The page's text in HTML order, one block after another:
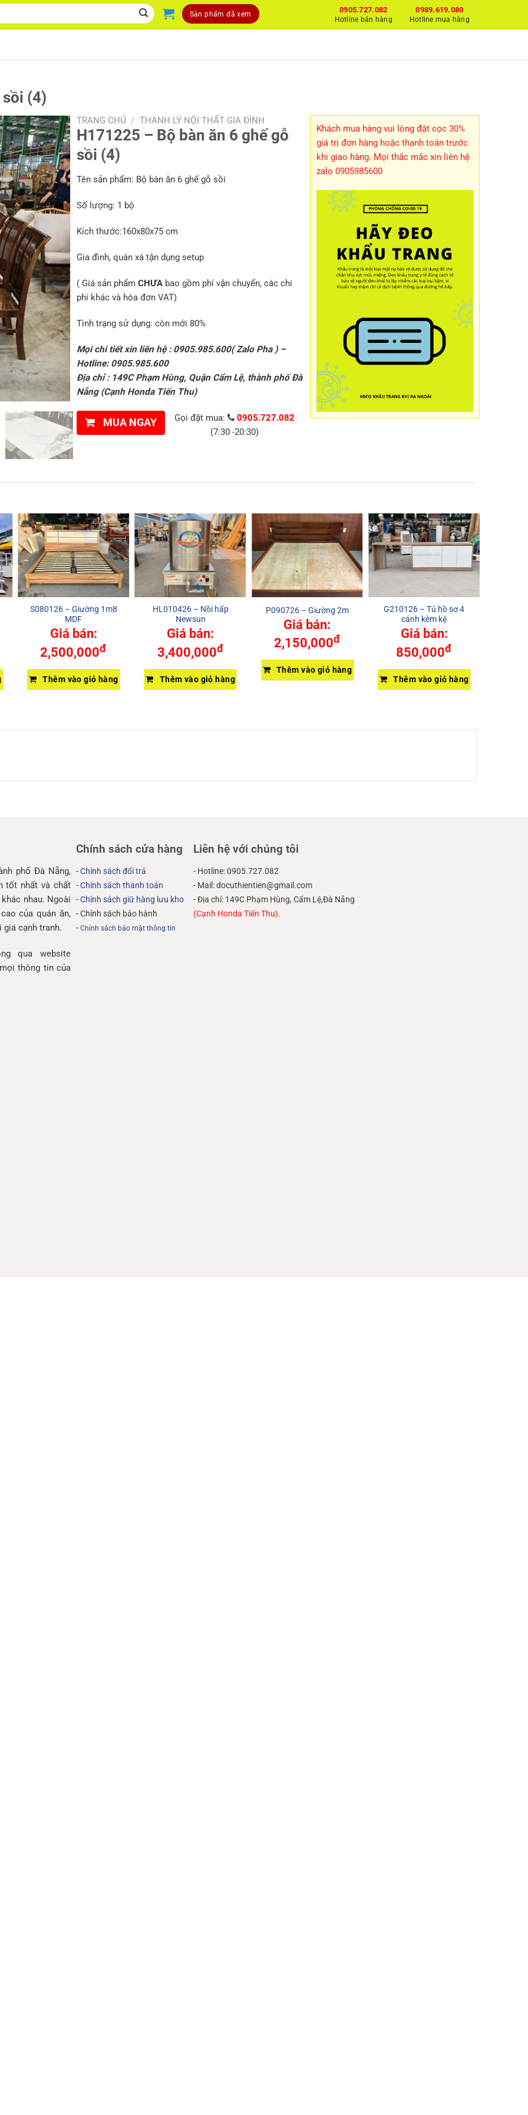
Sản phẩm đã xem 0989.619.080
Hotline mua hàng
0905.727.082
Hotline bán hàng
(4)
TRANG CHỦ / THANH LÝ NỘI THẤT GIA ĐÌNH
H171225 – Bộ bàn ăn 6 ghế gỗ
sồi (4)
Tên sản phẩm: Bộ bàn ăn 6 ghế gỗ sồi
Số lượng: 1 bộ
Kích thước:160x80x75 cm
Gia đình, quán xá tận dụng setup
( Giá sản phẩm CHƯAbao gồm phí vận chuyển, các chi
phí khác và hóa đơn VAT)
Tình trạng sử dụng: còn mới 80%
Mọi chi tiết xin liên hệ : 0905.985.600( Zalo Pha ) –
Hotline: 0905.985.600
Địa chỉ : 149C Phạm Hùng, Quận Cẩm Lệ, thành phố Đà
Nẵng (Cạnh Honda Tiến Thu)
MUA NGAY Gọi đặt mua:
0905.727.082
(7:30 -20:30)
Khách mua hàng vui lòng đặt cọc 30%
giá trị đơn hàng hoặc thanh toán trước
khi giao hàng. Mọi thắc mắc xin liên hệ
zalo 0905985600
S080126 – Giường 1m8
MDF
Giá bán:
2,500,000đ
Thêm vào giỏ hàng
HL010426 – Nồi hấp
Newsun
Giá bán:
3,400,000đ
Thêm vào giỏ hàng
P090726 – Giường 2m
Giá bán:
2,150,000đ
Thêm vào giỏ hàng
G210126 – Tủ hồ sơ 4
cánh kèm kệ
Giá bán:
850,000đ
Thêm vào giỏ hàng
phố Đà Nẵng,
tốt nhất và chất
nhau. Ngoài
của quán ăn,
giá cạnh tranh.
qua website
thông tin của
Chính sách cửa hàng
-Chính sách đổi trả
-Chính sách thanh toán
-Chính sách giữ hàng lưu kho
- Chính sách bảo hành
-Chính sách bảo mật thông tin
Liên hệ với chúng tôi
- Hotline: 0905.727.082
- Mail: docuthientien@gmail.com
- Địa chỉ: 149C Phạm Hùng, Cẩm Lệ,Đà Nẵng
(Cạnh Honda Tiến Thu).